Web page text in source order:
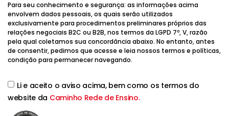
Para seu conhecimento e segurança: as informações acima
envolvem dados pessoais, os quais serão utilizados
exclusivamente para procedimentos preliminares próprios das
relações negociais B2C ou B2B, nos termos da LGPD 7º, V, razão
pela qual coletamos sua concordância abaixo. No entanto, antes
de consentir, pedimos que acesse e leia nossos termos e políticas,
condição para permanecer navegando.
Li e aceito o aviso acima, bem como os termos do
website da Caminho Rede de Ensino.